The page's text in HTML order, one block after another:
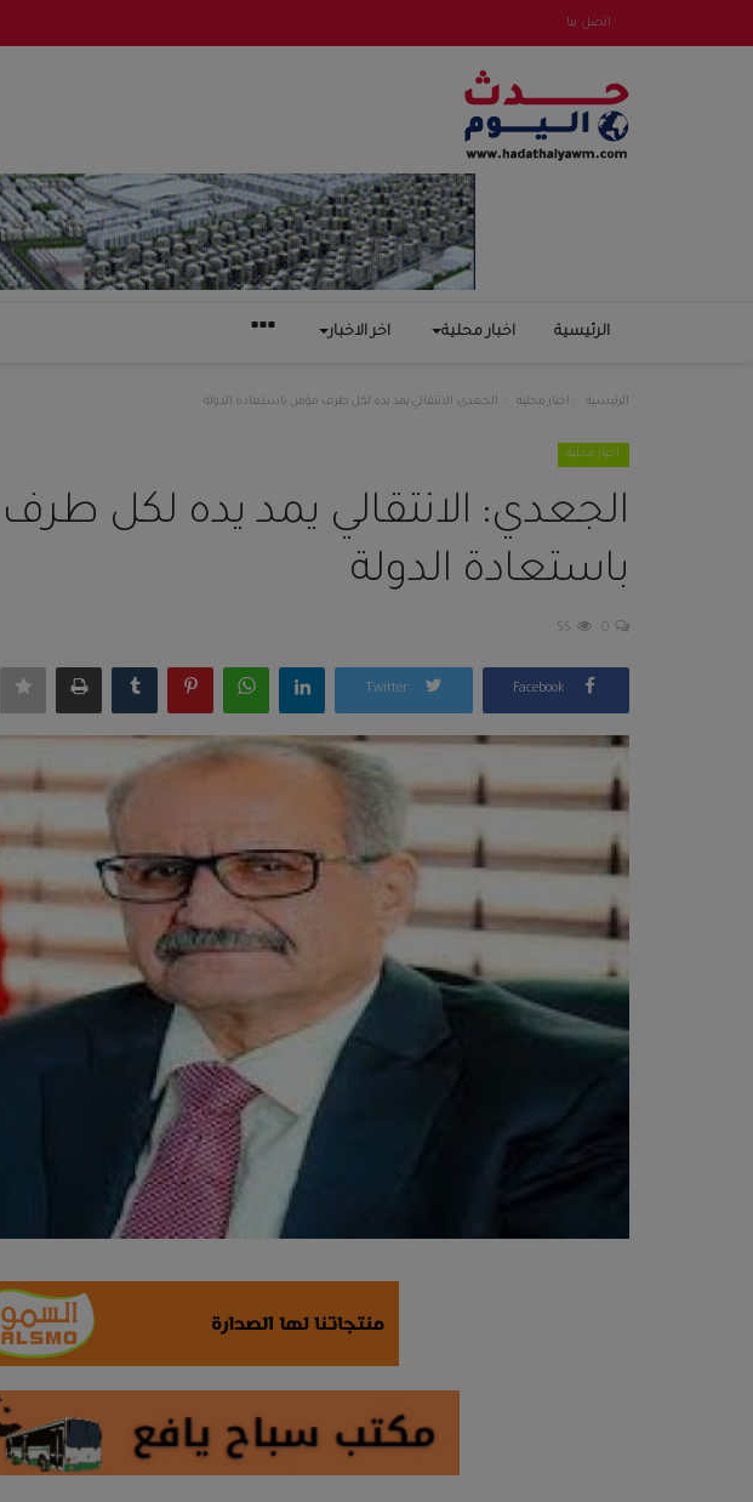
اتصل بنا
الرئيسية اخبار محلية اخر الاخبار
الرئيسية اخبار محلية الجعدي: الانتقالي يمد يده لكل طرف مؤمن باستعادة الدولة
اخبار محلية
الجعدي: الانتقالي يمد يده لكل
باستعادة الدولة
0
55
Facebook
Twitter